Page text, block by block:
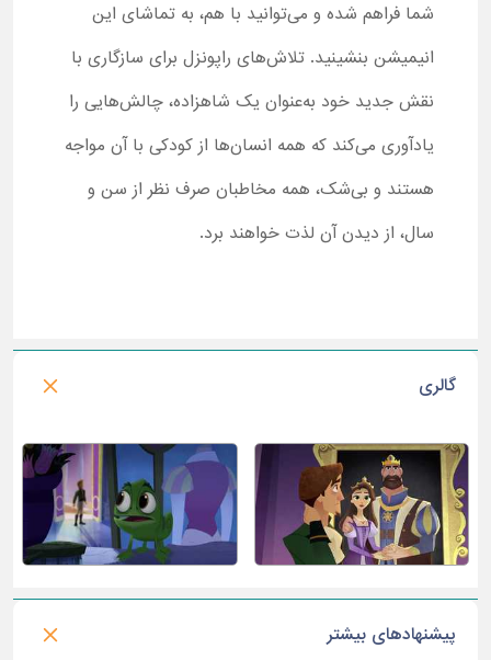
شما فراهم شده و می‌توانید با هم، به تماشای این
انیمیشن بنشینید. تلاش‌های راپونزل برای سازگاری با
نقش جدید خود به‌عنوان یک شاهزاده، چالش‌هایی را
یادآوری می‌کند که همه انسان‌ها از کودکی با آن مواجه
هستند و بی‌شک، همه مخاطبان صرف نظر از سن و
سال، از دیدن آن لذت خواهند برد.
گالری
پیشنهادهای بیشتر